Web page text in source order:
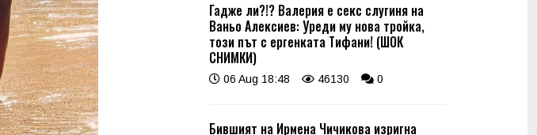
Гадже ли?!? Валерия е секс слугиня на
Ваньо Алексиев: Уреди му нова тройка,
този път с ергенката Тифани! (ШОК
СНИМКИ)
06 Aug 18:48 46130 0
Бившият на Ирмена Чичикова изригна